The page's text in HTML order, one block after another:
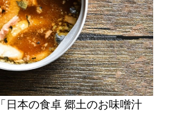
日本の食卓 郷土のお味噌汁